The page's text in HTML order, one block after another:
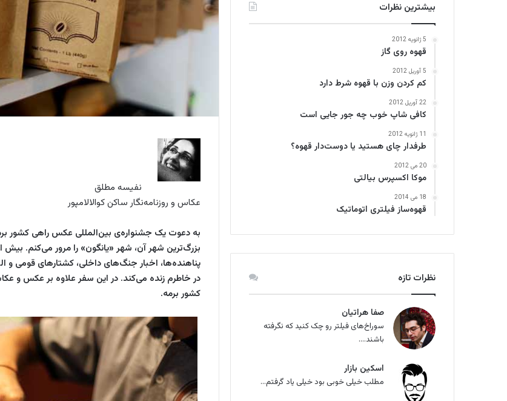
نفیسه مطلق
عکاس و روزنامه‌نگار ساکن کوالالامپور
به دعوت یک جشنواره‌ی بین‌المللی عکس راهی کشور
پناهنده‌ها، اخبار جنگ‌های داخلی، کشتارهای قومی و
در خاطرم زنده ‌می‌کند. در این سفر علاوه بر عکس و
کشور برمه.
بیشترین نظرات
5 ژانویه 2012
قهوه روی گاز
5 آوریل 2012
کم کردن وزن با قهوه شرط دارد
22 آوریل 2012
کافی‌ شاپ خوب چه جور جایی است
11 ژانویه 2012
طرفدار چای هستید یا دوست‌دار قهوه؟
20 می 2012
موکا اکسپرس بیالتی
18 می 2014
قهوه‌ساز فیلتری اتوماتیک
نظرات تازه
صفا هراتیان
سوراخ‌های فیلتر رو چک کنید که نگرفته
باشند....
اسکین بازار
مطلب خیلی خوبی بود خیلی یاد گرفتم...